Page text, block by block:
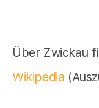
Über Zwickau
Wikipedia